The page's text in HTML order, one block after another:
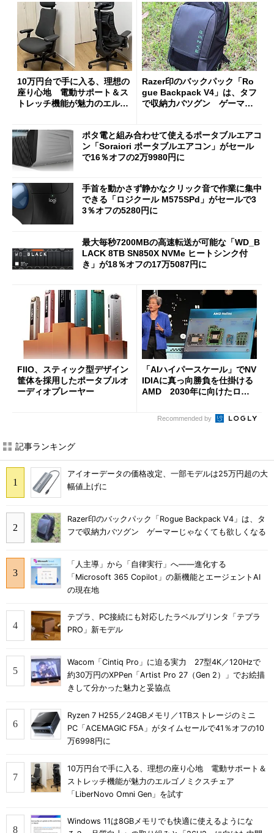
10万円台で手に入る、理想の
座り心地 電動サポート＆ス
トレッチ機能が魅力のエルゴ
Razer印のバックパック「Ro
gue Backpack V4」は、タフ
で収納力バツグン ゲーマー
ポタ電と組み合わせて使えるポータブルエアコ
ン「Soraiori ポータブルエアコン」がセール
で16％オフの2万9980円に
手首を動かさず静かなクリック音で作業に集中
できる「ロジクール M575SPd」がセールで3
3％オフの5280円に
最大毎秒7200MBの高速転送が可能な「WD_B
LACK 8TB SN850X NVMe ヒートシンク付
き」が18％オフの17万5087円に
FIIO、スティック型デザイン
筐体を採用したポータブルオ
ーディオプレーヤー
「AIハイパースケール」でNV
IDIAに真っ向勝負を仕掛ける
AMD 2030年に向けたロー
Recommended by
記事ランキング
アイオーデータの価格改定、一部モデルは25万円超の大
幅値上げに
Razer印のバックパック「Rogue Backpack V4」は、タ
フで収納力バツグン ゲーマーじゃなくても欲しくなる
「人主導」から「自律実行」へ――進化する
「Microsoft 365 Copilot」の新機能とエージェントAI
の現在地
テプラ、PC接続にも対応したラベルプリンタ「テプラ
PRO」新モデル
Wacom「Cintiq Pro」に迫る実力 27型4K／120Hzで
約30万円のXPPen「Artist Pro 27（Gen 2）」でお絵描
きして分かった魅力と妥協点
Ryzen 7 H255／24GBメモリ／1TBストレージのミニ
PC「ACEMAGIC F5A」がタイムセールで41％オフの10
万6998円に
10万円台で手に入る、理想の座り心地 電動サポート＆
ストレッチ機能が魅力のエルゴノミクスチェア
「LiberNovo Omni Gen」を試す
Windows 11は8GBメモリでも快適に使えるようにな